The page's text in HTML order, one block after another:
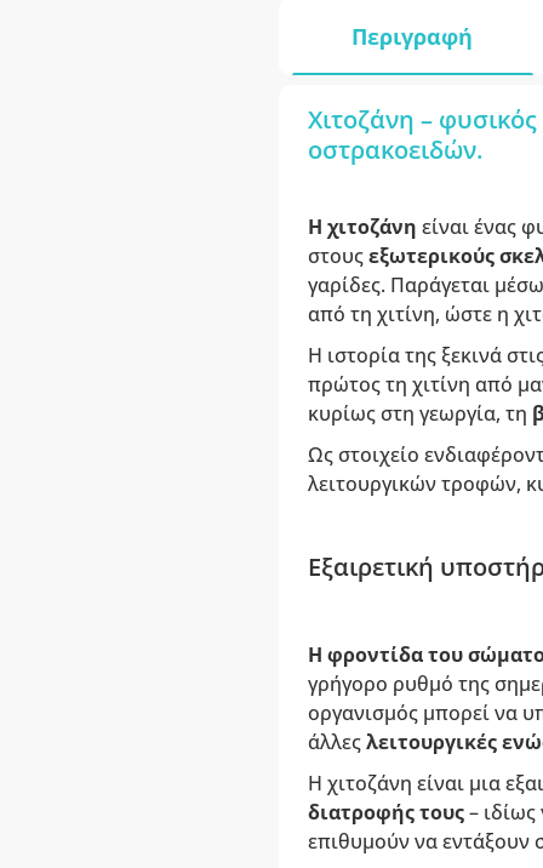
Περιγραφή
Χιτοζάνη –
οστρακοειδών.
Η χιτοζάνη είναι ένας
στουςεξωτερικούς
γαρίδες. Παράγεται
από τη χιτίνη, ώστε η
Η ιστορία της ξεκινά
πρώτος τη χιτίνη από
κυρίως στη γεωργία, τη
Ως στοιχείο
λειτουργικών τροφών,
Εξαιρετική
Η φροντίδα του
γρήγορο ρυθμό της
οργανισμός μπορεί να
άλλεςλειτουργικές
Η χιτοζάνη είναι μια
διατροφής τους– ιδίως
επιθυμούν να εντάξουν